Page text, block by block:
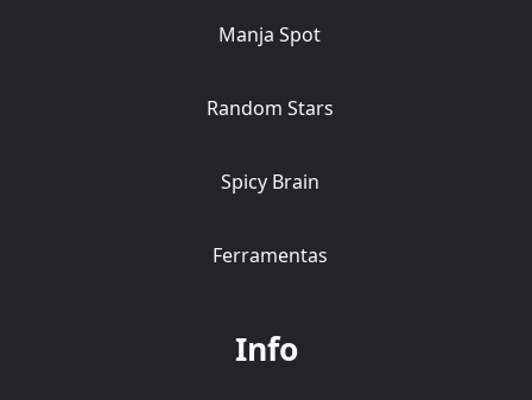
Manja Spot
Random Stars
Spicy Brain
Ferramentas
Info